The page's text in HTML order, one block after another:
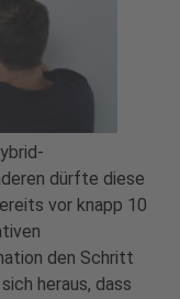
dürfte diese
vor knapp 10
den Schritt
heraus, dass